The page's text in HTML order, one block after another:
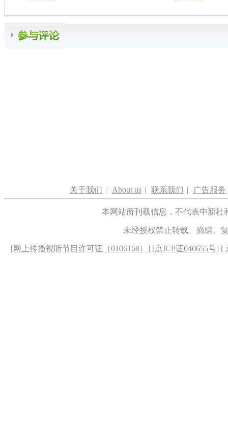
关于我们 | About us | 联系我们 | 广告服务
本网站所刊载信息，不代表中新
未经授权禁止转载、摘编、
[网上传播视听节目许可证（0106168） ] [京ICP证040655号] [